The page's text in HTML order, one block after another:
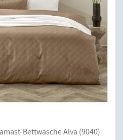
Bettwäsche Alva (9040)